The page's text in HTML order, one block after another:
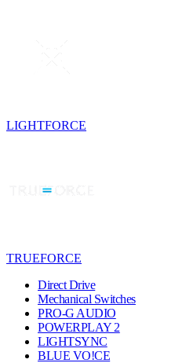
LIGHTFORCE
TRUEFORCE
Direct Drive
Mechanical Switches
PRO-G AUDIO
POWERPLAY 2
LIGHTSYNC
BLUE VO!CE